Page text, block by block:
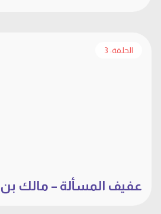
الحلقة: 3
عفيف المسألة – مالك